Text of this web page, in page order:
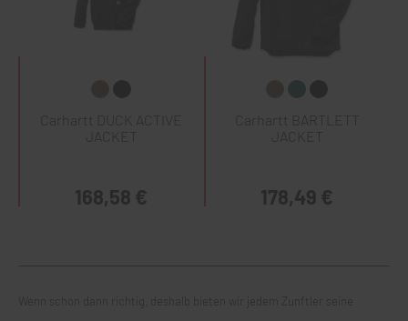
Carhartt DUCK ACTIVE
JACKET
168,58 €
Carhartt BARTLETT
JACKET
178,49 €